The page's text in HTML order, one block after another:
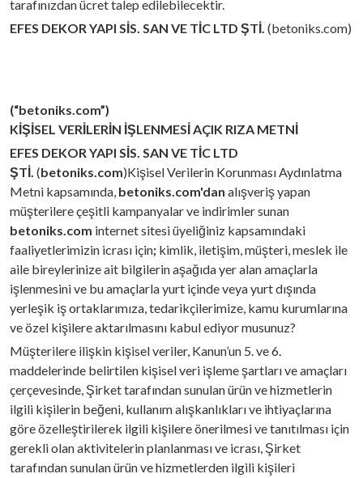
tarafınızdan ücret talep edilebilecektir.
EFES DEKOR YAPI SİS. SAN VE TİC LTD ŞTİ. (betoniks.com)
(“betoniks.com”)
KİŞİSEL VERİLERİN İŞLENMESİ AÇIK RIZA METNİ
EFES DEKOR YAPI SİS. SAN VE TİC LTD
ŞTİ. (betoniks.com)Kişisel Verilerin Korunması Aydınlatma
Metni kapsamında, betoniks.com'dan alışveriş yapan
müşterilere çeşitli kampanyalar ve indirimler sunan
betoniks.com internet sitesi üyeliğiniz kapsamındaki
faaliyetlerimizin icrası için; kimlik, iletişim, müşteri, meslek ile
aile bireylerinize ait bilgilerin aşağıda yer alan amaçlarla
işlenmesini ve bu amaçlarla yurt içinde veya yurt dışında
yerleşik iş ortaklarımıza, tedarikçilerimize, kamu kurumlarına
ve özel kişilere aktarılmasını kabul ediyor musunuz?
Müşterilere ilişkin kişisel veriler, Kanun’un 5. ve 6.
maddelerinde belirtilen kişisel veri işleme şartları ve amaçları
çerçevesinde, Şirket tarafından sunulan ürün ve hizmetlerin
ilgili kişilerin beğeni, kullanım alışkanlıkları ve ihtiyaçlarına
göre özelleştirilerek ilgili kişilere önerilmesi ve tanıtılması için
gerekli olan aktivitelerin planlanması ve icrası, Şirket
tarafından sunulan ürün ve hizmetlerden ilgili kişileri